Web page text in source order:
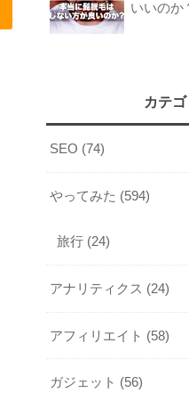
いいのか
カテ
SEO (74)
やってみた (594)
旅行 (24)
アナリティクス (24)
アフィリエイト (58)
ガジェット (56)